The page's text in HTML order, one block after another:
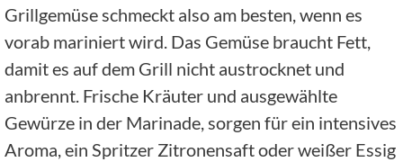
Grillgemüse schmeckt also am besten, wenn es
vorab mariniert wird. Das Gemüse braucht Fett,
damit es auf dem Grill nicht austrocknet und
anbrennt. Frische Kräuter und ausgewählte
Gewürze in der Marinade, sorgen für ein intensives
Aroma, ein Spritzer Zitronensaft oder weißer Essig